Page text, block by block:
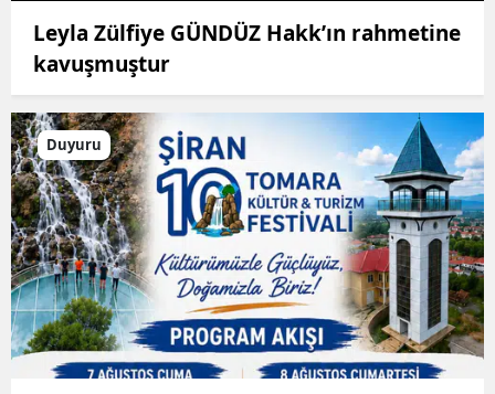
Leyla Zülfiye GÜNDÜZ Hakk’ın rahmetine
kavuşmuştur
Duyuru